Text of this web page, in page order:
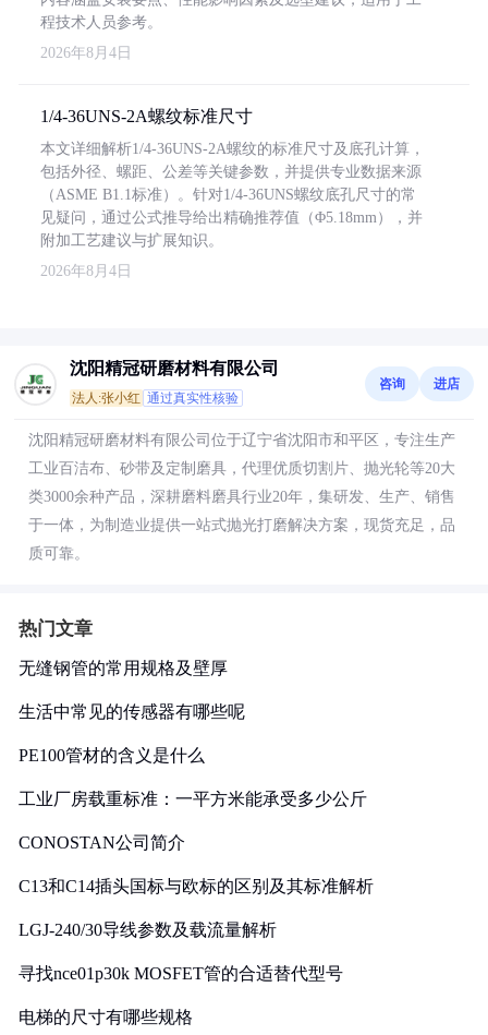
程技术人员参考。
2026年8月4日
1/4-36UNS-2A螺纹标准尺寸
本文详细解析1/4-36UNS-2A螺纹的标准尺寸及底孔计算，
包括外径、螺距、公差等关键参数，并提供专业数据来源
（ASME B1.1标准）。针对1/4-36UNS螺纹底孔尺寸的常
见疑问，通过公式推导给出精确推荐值（Φ5.18mm），并
附加工艺建议与扩展知识。
2026年8月4日
沈阳精冠研磨材料有限公司
法人:张小红 通过真实性核验
咨询 进店
沈阳精冠研磨材料有限公司位于辽宁省沈阳市和平区，专注生产
工业百洁布、砂带及定制磨具，代理优质切割片、抛光轮等20大
类3000余种产品，深耕磨料磨具行业20年，集研发、生产、销售
于一体，为制造业提供一站式抛光打磨解决方案，现货充足，品
质可靠。
热门文章
无缝钢管的常用规格及壁厚
生活中常见的传感器有哪些呢
PE100管材的含义是什么
工业厂房载重标准：一平方米能承受多少公斤
CONOSTAN公司简介
C13和C14插头国标与欧标的区别及其标准解析
LGJ-240/30导线参数及载流量解析
寻找nce01p30k MOSFET管的合适替代型号
电梯的尺寸有哪些规格